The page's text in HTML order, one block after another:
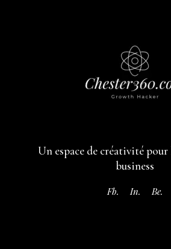
Un espace de créativité
business
Fb. In. Be.